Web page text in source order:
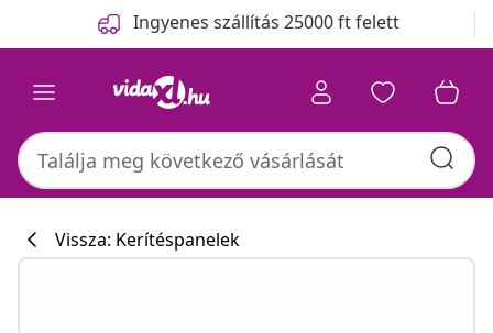
Ingyenes szállítás 25000 ft felett
Vissza: Kerítéspanelek